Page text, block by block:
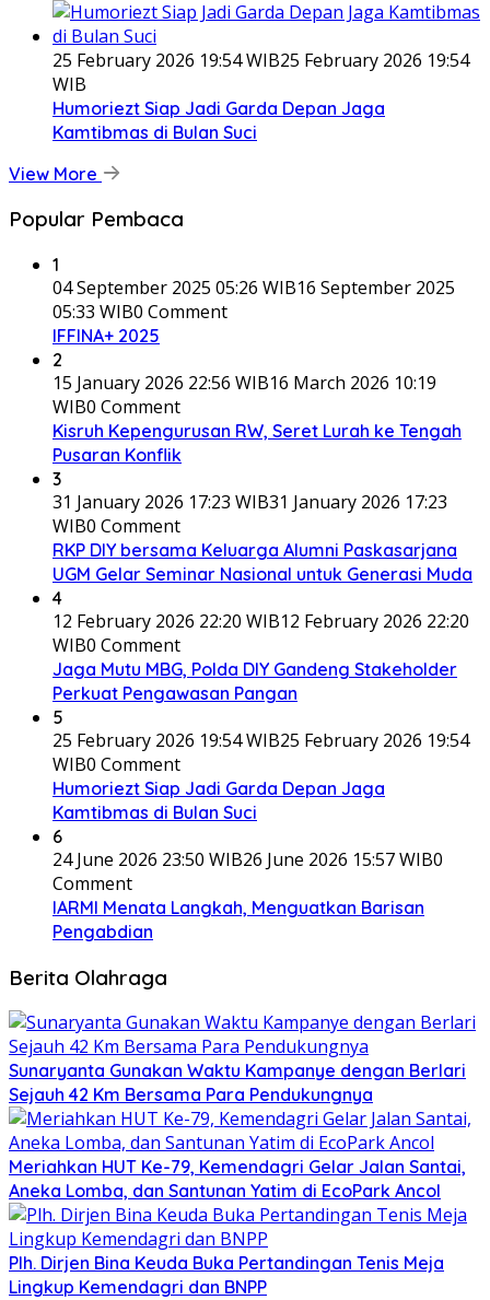
25 February 2026 19:54 WIB25 February 2026 19:54
WIB
Humoriezt Siap Jadi Garda Depan Jaga
Kamtibmas di Bulan Suci
View More
Popular Pembaca
1
04 September 2025 05:26 WIB16 September 2025
05:33 WIB0 Comment
IFFINA+ 2025
2
15 January 2026 22:56 WIB16 March 2026 10:19
WIB0 Comment
Kisruh Kepengurusan RW, Seret Lurah ke Tengah
Pusaran Konflik
3
31 January 2026 17:23 WIB31 January 2026 17:23
WIB0 Comment
RKP DIY bersama Keluarga Alumni Paskasarjana
UGM Gelar Seminar Nasional untuk Generasi Muda
4
12 February 2026 22:20 WIB12 February 2026 22:20
WIB0 Comment
Jaga Mutu MBG, Polda DIY Gandeng Stakeholder
Perkuat Pengawasan Pangan
5
25 February 2026 19:54 WIB25 February 2026 19:54
WIB0 Comment
Humoriezt Siap Jadi Garda Depan Jaga
Kamtibmas di Bulan Suci
6
24 June 2026 23:50 WIB26 June 2026 15:57 WIB0
Comment
IARMI Menata Langkah, Menguatkan Barisan
Pengabdian
Berita Olahraga
Sunaryanta Gunakan Waktu Kampanye dengan Berlari
Sejauh 42 Km Bersama Para Pendukungnya
Meriahkan HUT Ke-79, Kemendagri Gelar Jalan Santai,
Aneka Lomba, dan Santunan Yatim di EcoPark Ancol
Plh. Dirjen Bina Keuda Buka Pertandingan Tenis Meja
Lingkup Kemendagri dan BNPP